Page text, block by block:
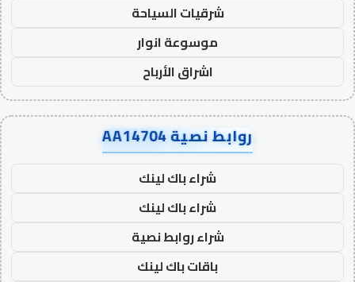
شرقيات السياحة
موسوعة انوار
اشراق الأرباح
روابط نصية AA14704
شراء باك لينك
شراء باك لينك
شراء روابط نصية
باقات باك لينك